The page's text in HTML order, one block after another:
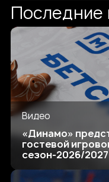
Последние
Видео
«Динамо»
гостевой
сезон-2026/2027